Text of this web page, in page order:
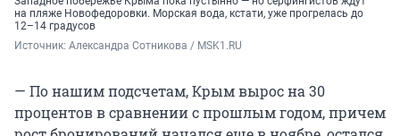
на пляже Новофедоровки. Морская вода, кстати, уже прогрелась до
12–14 градусов
Источник: Александра Сотникова / MSK1.RU
— ​​​По нашим подсчетам, Крым вырос на 30
процентов в сравнении с прошлым годом, причем